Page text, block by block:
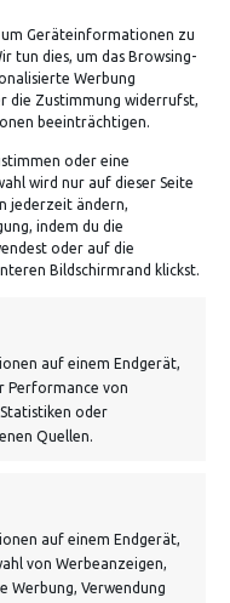
um Geräteinformationen zu
tun dies, um das Browsing-
Werbung
die Zustimmung widerrufst,
beeinträchtigen.
oder eine
wird nur auf dieser Seite
jederzeit ändern,
indem du die
oder auf die
Bildschirmrand klickst.
auf einem Endgerät,
Performance von
oder
Quellen.
auf einem Endgerät,
von Werbeanzeigen,
Werbung, Verwendung
18:00 Uhr